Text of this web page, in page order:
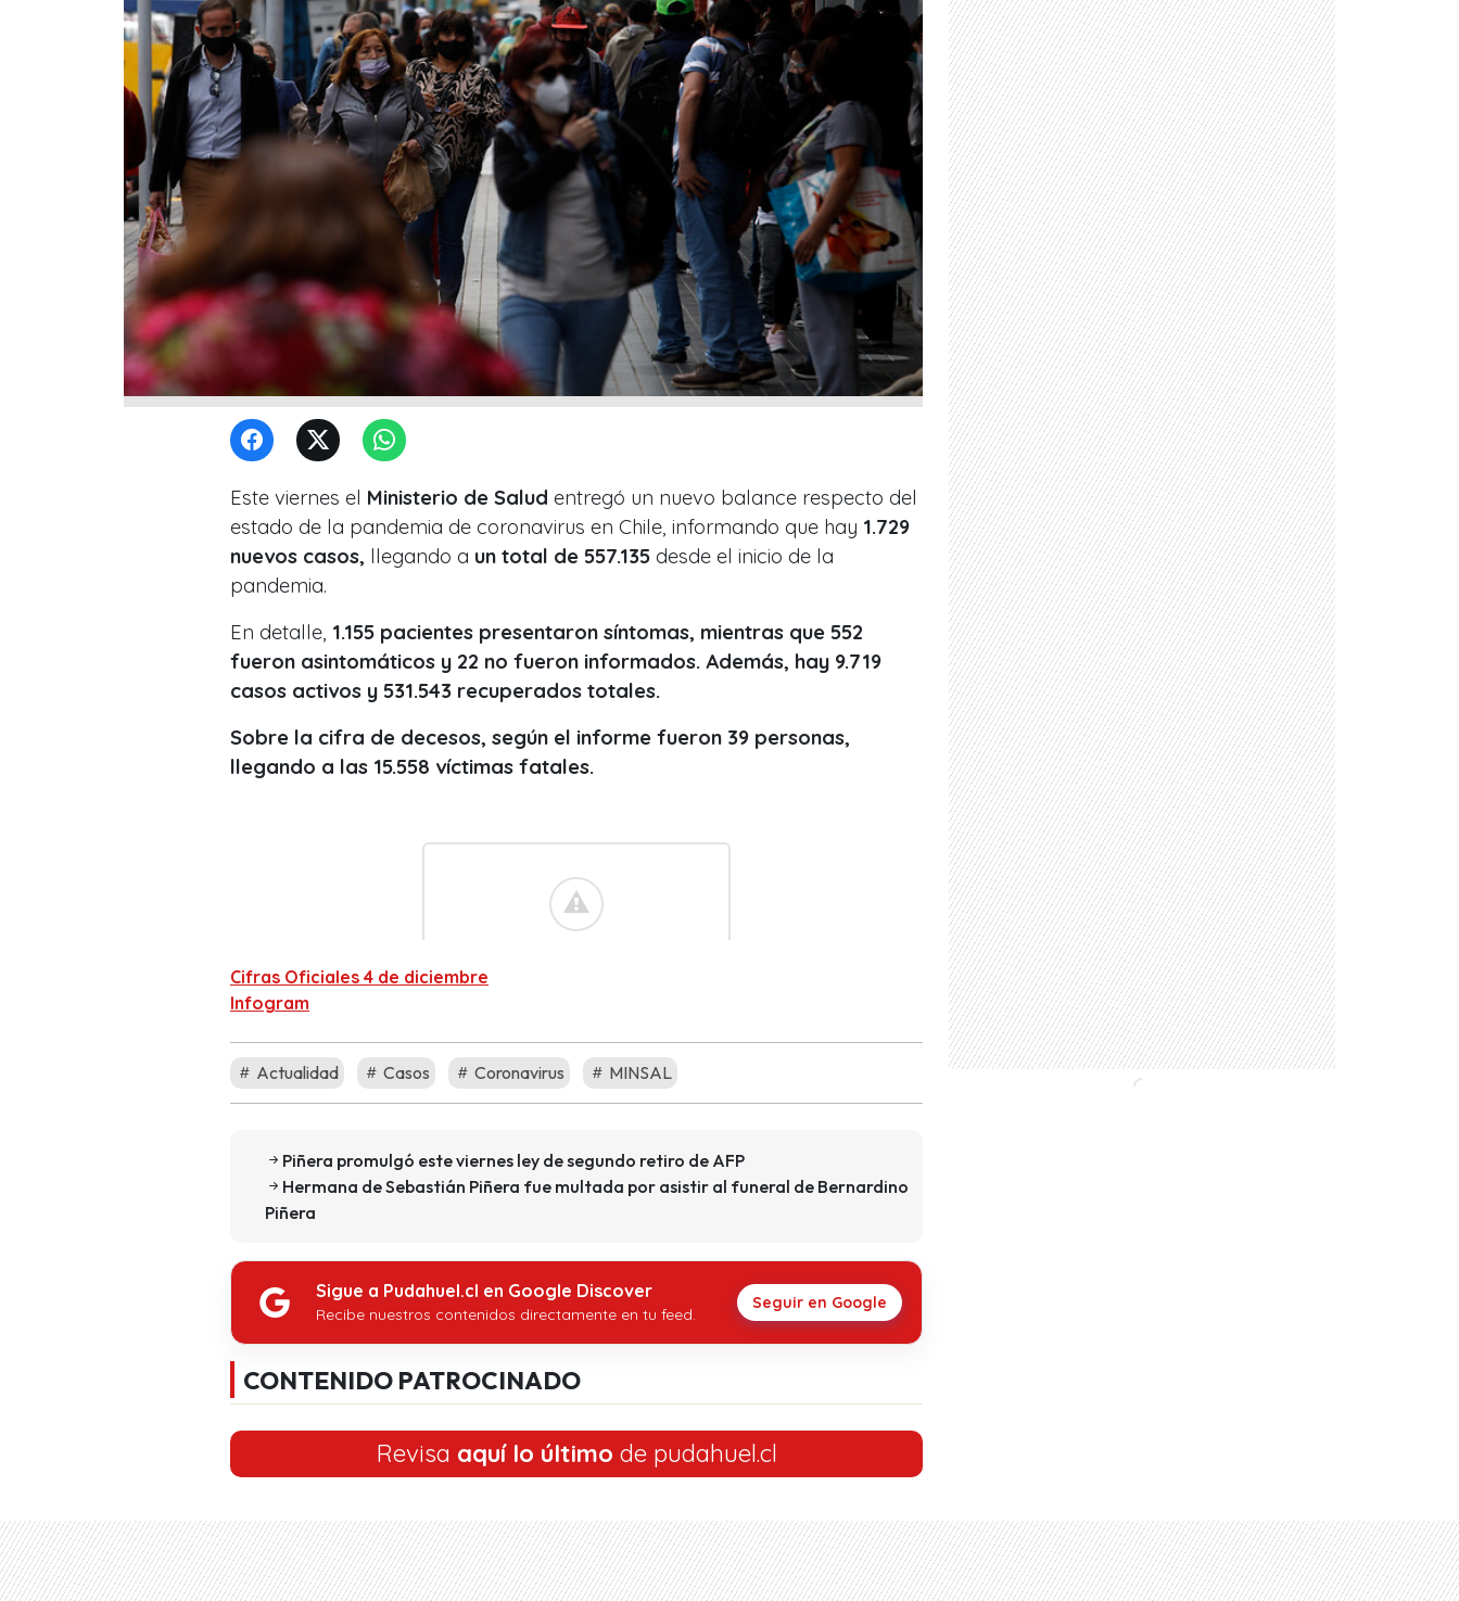
Este viernes el Ministerio de Salud entregó un nuevo balance respecto del
estado de la pandemia de coronavirus en Chile, informando que hay 1.729
nuevos casos, llegando a un total de 557.135 desde el inicio de la
pandemia.
En detalle, 1.155 pacientes presentaron síntomas, mientras que 552
fueron asintomáticos y 22 no fueron informados. Además, hay 9.719
casos activos y 531.543 recuperados totales.
Sobre la cifra de decesos, según el informe fueron 39 personas,
llegando a las 15.558 víctimas fatales.
Cifras Oficiales 4 de diciembre
Infogram
Actualidad Casos Coronavirus MINSAL
Piñera promulgó este viernes ley de segundo retiro de AFP
Hermana de Sebastián Piñera fue multada por asistir al funeral de Bernardino
Piñera
Sigue a Pudahuel.cl en Google Discover
Recibe nuestros contenidos directamente en tu feed.
Seguir en Google
CONTENIDO PATROCINADO
Revisa aquí lo último de pudahuel.cl